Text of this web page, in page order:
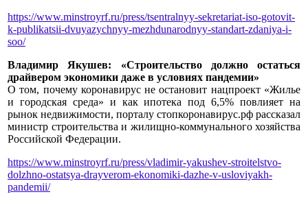
https://www.minstroyrf.ru/press/tsentralnyy-sekretariat-iso-gotovit-
k-publikatsii-dvuyazychnyy-mezhdunarodnyy-standart-zdaniya-i-
soo/
Владимир Якушев: «Строительство должно остаться
драйвером экономики даже в условиях пандемии»
О том, почему коронавирус не остановит нацпроект «Жилье
и городская среда» и как ипотека под 6,5% повлияет на
рынок недвижимости, порталу стопкоронавирус.рф рассказал
министр строительства и жилищно-коммунального хозяйства
Российской Федерации.
https://www.minstroyrf.ru/press/vladimir-yakushev-stroitelstvo-
dolzhno-ostatsya-drayverom-ekonomiki-dazhe-v-usloviyakh-
pandemii/